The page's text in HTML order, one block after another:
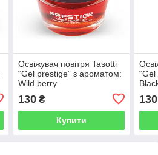
Освіжувач повітря Tasotti
“Gel prestige” з ароматом:
Wild berry
130₴
Купити
130